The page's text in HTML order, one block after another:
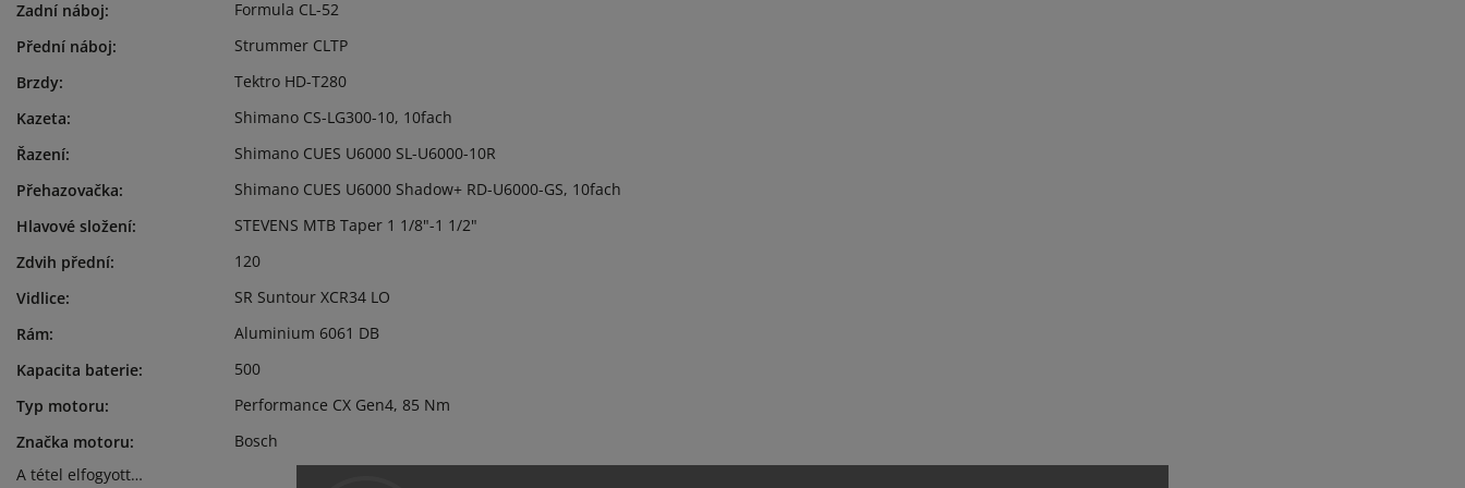
Zadní náboj:
Formula CL-52
Přední náboj:
Strummer CLTP
Brzdy:
Tektro HD-T280
Kazeta:
Shimano CS-LG300-10, 10fach
Řazení:
Shimano CUES U6000 SL-U6000-10R
Přehazovačka:
Shimano CUES U6000 Shadow+ RD-U6000-GS, 10fach
Hlavové složení:
STEVENS MTB Taper 1 1/8"-1 1/2"
Zdvih přední:
120
Vidlice:
SR Suntour XCR34 LO
Rám:
Aluminium 6061 DB
Kapacita baterie:
500
Typ motoru:
Performance CX Gen4, 85 Nm
Značka motoru:
Bosch
A tétel elfogyott…